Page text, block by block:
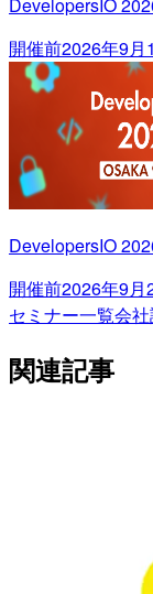
開催前2026年9月
DevelopersIO
開催前2026年9月
セミナー一覧会
関連記事